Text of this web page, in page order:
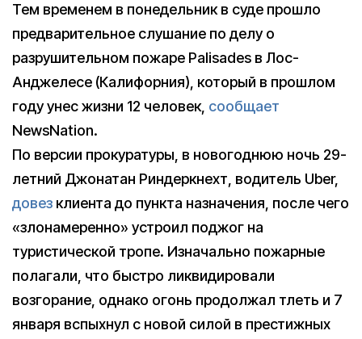
Тем временем в понедельник в суде прошло
предварительное слушание по делу о
разрушительном пожаре Palisades в Лос-
Анджелесе (Калифорния), который в прошлом
году унес жизни 12 человек, сообщает
NewsNation.
По версии прокуратуры, в новогоднюю ночь 29-
летний Джонатан Риндеркнехт, водитель Uber,
довез клиента до пункта назначения, после чего
«злонамеренно» устроил поджог на
туристической тропе. Изначально пожарные
полагали, что быстро ликвидировали
возгорание, однако огонь продолжал тлеть и 7
января вспыхнул с новой силой в престижных